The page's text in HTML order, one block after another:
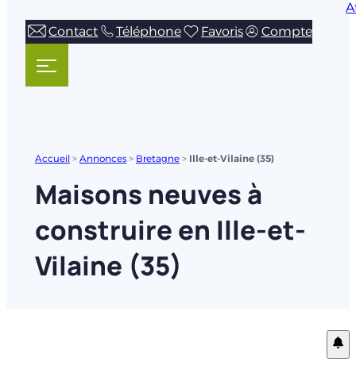
Contact
Téléphone Favoris Compte
Accueil > Annonces > Bretagne > Ille-et-Vilaine (35)
Maisons neuves à
construire en Ille-et-
Vilaine (35)